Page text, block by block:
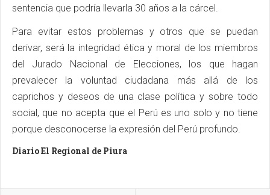
sentencia que podría llevarla 30 años a la cárcel.
Para evitar estos problemas y otros que se puedan
derivar, será la integridad ética y moral de los miembros
del Jurado Nacional de Elecciones, los que hagan
prevalecer la voluntad ciudadana más allá de los
caprichos y deseos de una clase política y sobre todo
social, que no acepta que el Perú es uno solo y no tiene
porque desconocerse la expresión del Perú profundo.
Diario El Regional de Piura